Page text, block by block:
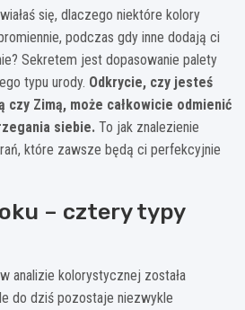
się, dlaczego niektóre kolory
podczas gdy inne dodają ci
Sekretem jest dopasowanie palety
typu urody. Odkrycie, czy jesteś
czy Zimą, może całkowicie odmienić
siebie. To jak znalezienie
które zawsze będą ci perfekcyjnie
– cztery typy
analizie kolorystycznej została
do dziś pozostaje niezwykle